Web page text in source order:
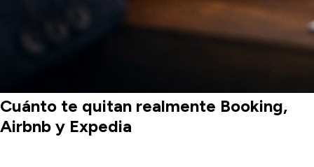
Cuánto te quitan realmente Booking,
Airbnb y Expedia